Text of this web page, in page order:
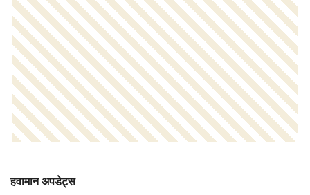
हवामान अपडेट्स